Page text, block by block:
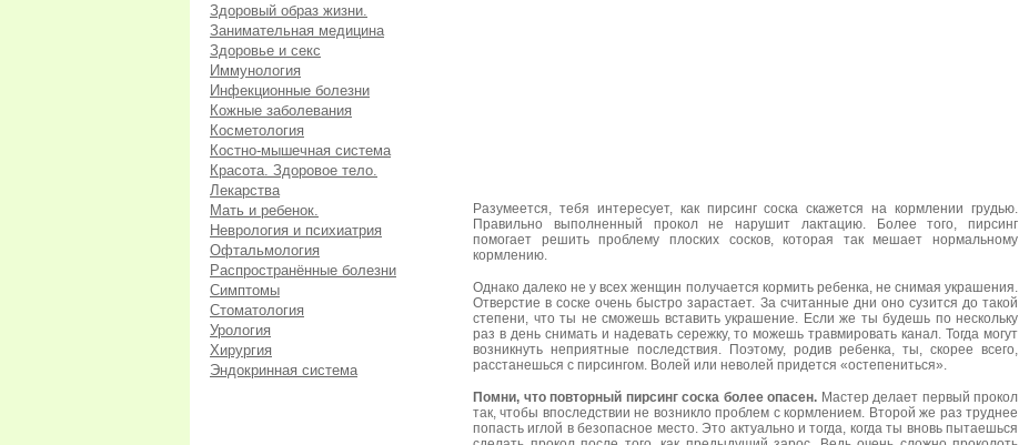
Здоровый образ жизни.
Занимательная медицина
Здоровье и секс
Иммунология
Инфекционные болезни
Кожные заболевания
Косметология
Костно-мышечная система
Красота. Здоровое тело.
Лекарства
Мать и ребенок.
Неврология и психиатрия
Офтальмология
Распространённые болезни
Симптомы
Стоматология
Урология
Хирургия
Эндокринная система
Разумеется, тебя интересует, как пирсинг соска скажется на кормлении грудью.
Правильно выполненный прокол не нарушит лактацию. Более того, пирсинг
помогает решить проблему плоских сосков, которая так мешает нормальному
кормлению.
Однако далеко не у всех женщин получается кормить ребенка, не снимая украшения.
Отверстие в соске очень быстро зарастает. За считанные дни оно сузится до такой
степени, что ты не сможешь вставить украшение. Если же ты будешь по нескольку
раз в день снимать и надевать сережку, то можешь травмировать канал. Тогда могут
возникнуть неприятные последствия. Поэтому, родив ребенка, ты, скорее всего,
расстанешься с пирсингом. Волей или неволей придется «остепениться».
Помни, что повторный пирсинг соска более опасен. Мастер делает первый прокол
так, чтобы впоследствии не возникло проблем с кормлением. Второй же раз труднее
попасть иглой в безопасное место. Это актуально и тогда, когда ты вновь пытаешься